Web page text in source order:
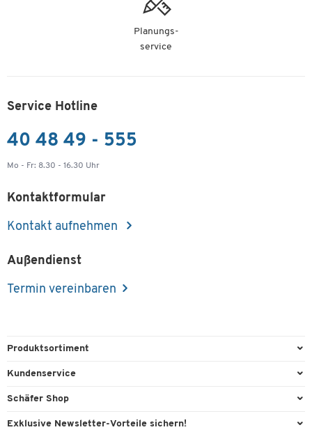
Planungs-
service
Service Hotline
40 48 49 - 555
Mo - Fr: 8.30 - 16.30 Uhr
Kontaktformular
Kontakt aufnehmen
Außendienst
Termin vereinbaren
Produktsortiment
Büroausstattung
Kundenservice
Direktbestellung
Schäfer Shop
AGB
Exklusive Newsletter-Vorteile sichern!